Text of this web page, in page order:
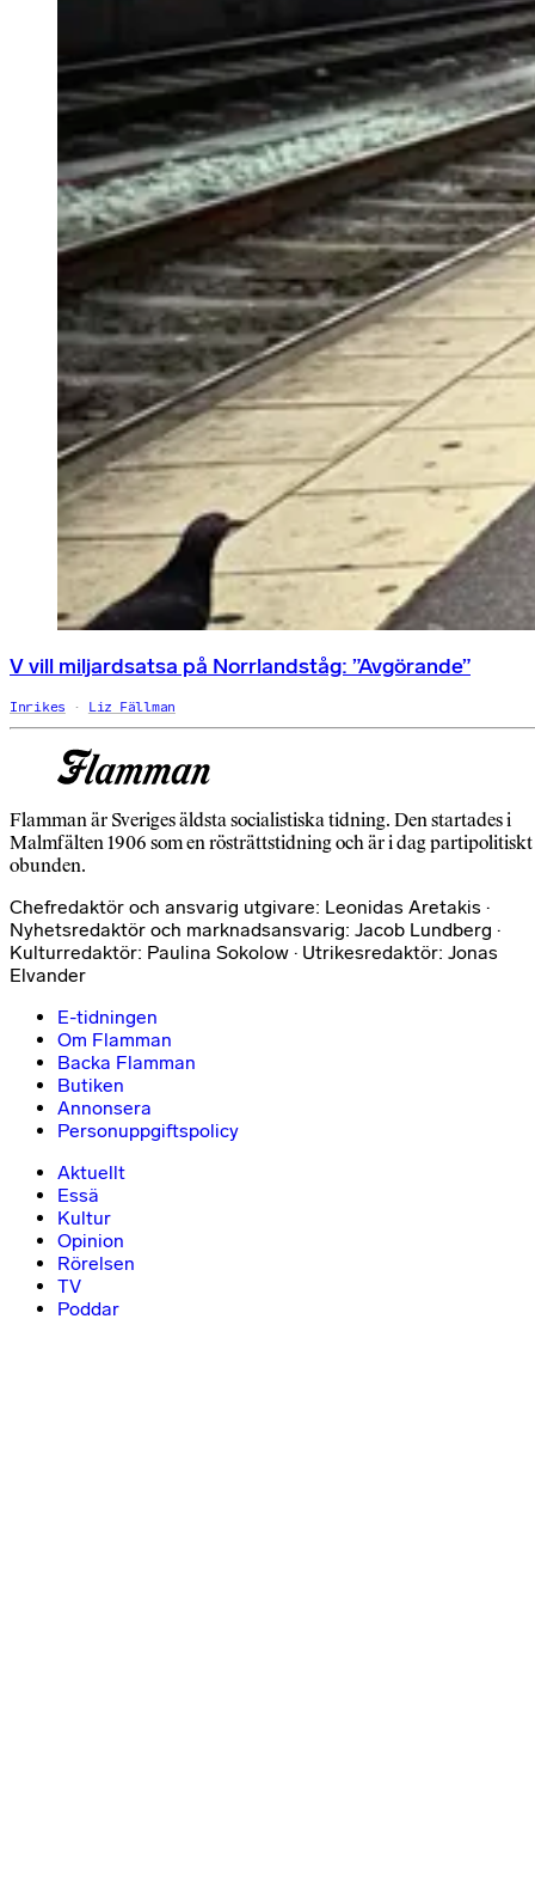
V vill miljardsatsa på Norrlandståg: ”Avgörande”
Inrikes Liz Fällman
Flamman är Sveriges äldsta socialistiska tidning. Den startades i
Malmfälten 1906 som en rösträttstidning och är i dag partipolitiskt
obunden.
Chefredaktör och ansvarig utgivare: Leonidas Aretakis ·
Nyhetsredaktör och marknadsansvarig: Jacob Lundberg ·
Kulturredaktör: Paulina Sokolow · Utrikesredaktör: Jonas
Elvander
E-tidningen
Om Flamman
Backa Flamman
Butiken
Annonsera
Personuppgiftspolicy
Aktuellt
Essä
Kultur
Opinion
Rörelsen
TV
Poddar